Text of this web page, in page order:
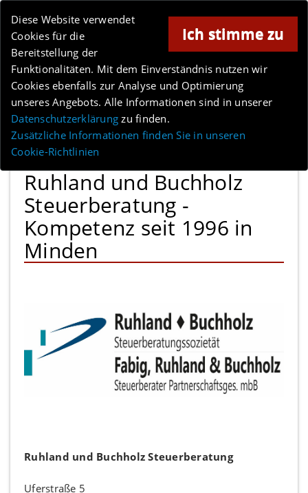
Online-Magazin für Minden und Umgebung
Ich stimme zu
Diese Website verwendet
Cookies für die
Bereitstellung der
Funktionalitäten. Mit dem Einverständnis nutzen wir
Cookies ebenfalls zur Analyse und Optimierung
unseres Angebots. Alle Informationen sind in unserer
Datenschutzerklärung zu finden.
Zusätzliche Informationen finden Sie in unseren
Cookie-Richtlinien
Anzeige
MENÜ
Ruhland und Buchholz
Steuerberatung -
Kompetenz seit 1996 in
Minden
Ruhland und Buchholz Steuerberatung
Uferstraße 5